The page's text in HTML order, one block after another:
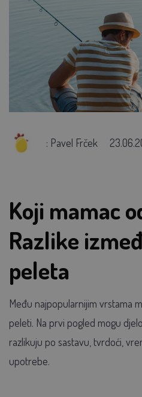
: Pavel Frček
Koji mamac
Razlike
peleta
Među najpopularnijim vrstama
peleti. Na prvi pogled mogu
razlikuju po sastavu, tvrdoći,
upotrebe.